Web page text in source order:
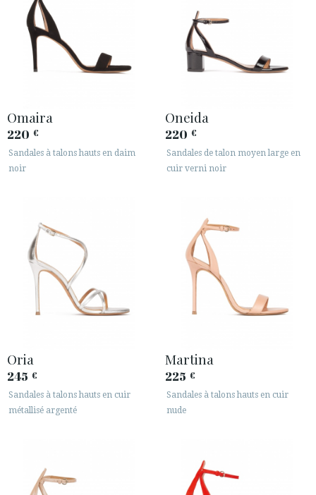
Omaira
220 €
Sandales à talons hauts en daim
noir
Oneida
220 €
Sandales de talon moyen large en
cuir verni noir
Oria
245 €
Sandales à talons hauts en cuir
métallisé argenté
Martina
225 €
Sandales à talons hauts en cuir
nude